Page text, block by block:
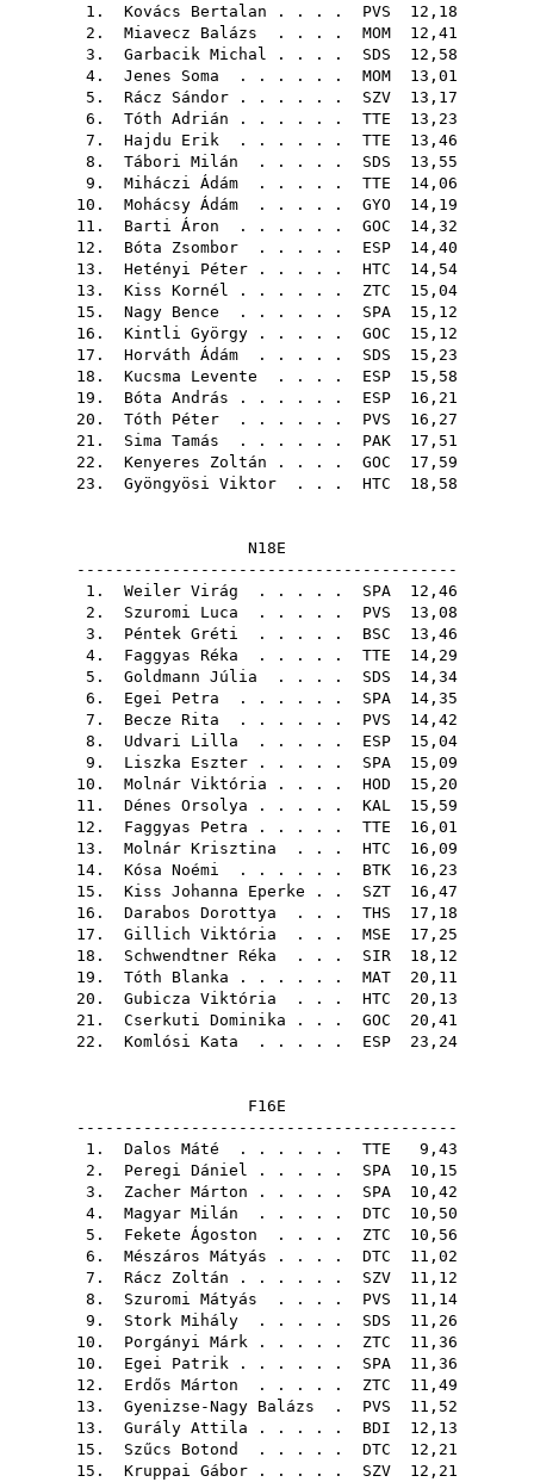
1. Kovács Bertalan . . . . PVS 12,18
2. Miavecz Balázs . . . . MOM 12,41
3. Garbacik Michal . . . . SDS 12,58
4. Jenes Soma . . . . . . MOM 13,01
5. Rácz Sándor . . . . . . SZV 13,17
6. Tóth Adrián . . . . . . TTE 13,23
7. Hajdu Erik . . . . . . TTE 13,46
8. Tábori Milán . . . . . SDS 13,55
9. Miháczi Ádám . . . . . TTE 14,06
10. Mohácsy Ádám . . . . . GYO 14,19
11. Barti Áron . . . . . . GOC 14,32
12. Bóta Zsombor . . . . . ESP 14,40
13. Hetényi Péter . . . . . HTC 14,54
13. Kiss Kornél . . . . . . ZTC 15,04
15. Nagy Bence . . . . . . SPA 15,12
16. Kintli György . . . . . GOC 15,12
17. Horváth Ádám . . . . . SDS 15,23
18. Kucsma Levente . . . . ESP 15,58
19. Bóta András . . . . . . ESP 16,21
20. Tóth Péter . . . . . . PVS 16,27
21. Sima Tamás . . . . . . PAK 17,51
22. Kenyeres Zoltán . . . . GOC 17,59
23. Gyöngyösi Viktor . . . HTC 18,58
N18E
----------------------------------------
1. Weiler Virág . . . . . SPA 12,46
2. Szuromi Luca . . . . . PVS 13,08
3. Péntek Gréti . . . . . BSC 13,46
4. Faggyas Réka . . . . . TTE 14,29
5. Goldmann Júlia . . . . SDS 14,34
6. Egei Petra . . . . . . SPA 14,35
7. Becze Rita . . . . . . PVS 14,42
8. Udvari Lilla . . . . . ESP 15,04
9. Liszka Eszter . . . . . SPA 15,09
10. Molnár Viktória . . . . HOD 15,20
11. Dénes Orsolya . . . . . KAL 15,59
12. Faggyas Petra . . . . . TTE 16,01
13. Molnár Krisztina . . . HTC 16,09
14. Kósa Noémi . . . . . . BTK 16,23
15. Kiss Johanna Eperke . . SZT 16,47
16. Darabos Dorottya . . . THS 17,18
17. Gillich Viktória . . . MSE 17,25
18. Schwendtner Réka . . . SIR 18,12
19. Tóth Blanka . . . . . . MAT 20,11
20. Gubicza Viktória . . . HTC 20,13
21. Cserkuti Dominika . . . GOC 20,41
22. Komlósi Kata . . . . . ESP 23,24
F16E
----------------------------------------
1. Dalos Máté . . . . . . TTE 9,43
2. Peregi Dániel . . . . . SPA 10,15
3. Zacher Márton . . . . . SPA 10,42
4. Magyar Milán . . . . . DTC 10,50
5. Fekete Ágoston . . . . ZTC 10,56
6. Mészáros Mátyás . . . . DTC 11,02
7. Rácz Zoltán . . . . . . SZV 11,12
8. Szuromi Mátyás . . . . PVS 11,14
9. Stork Mihály . . . . . SDS 11,26
10. Porgányi Márk . . . . . ZTC 11,36
10. Egei Patrik . . . . . . SPA 11,36
12. Erdős Márton . . . . . ZTC 11,49
13. Gyenizse-Nagy Balázs . PVS 11,52
13. Gurály Attila . . . . . BDI 12,13
15. Szűcs Botond . . . . . DTC 12,21
15. Kruppai Gábor . . . . . SZV 12,21